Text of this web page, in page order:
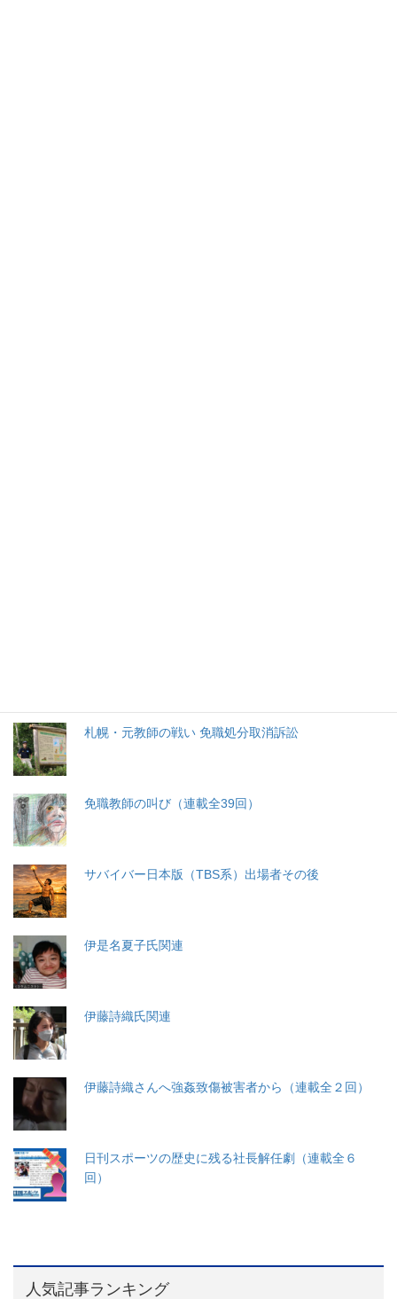
札幌・元教師の戦い 免職処分取消訴訟
免職教師の叫び（連載全39回）
サバイバー日本版（TBS系）出場者その後
伊是名夏子氏関連
伊藤詩織氏関連
伊藤詩織さんへ強姦致傷被害者から（連載全２回）
日刊スポーツの歴史に残る社長解任劇（連載全６
回）
人気記事ランキング